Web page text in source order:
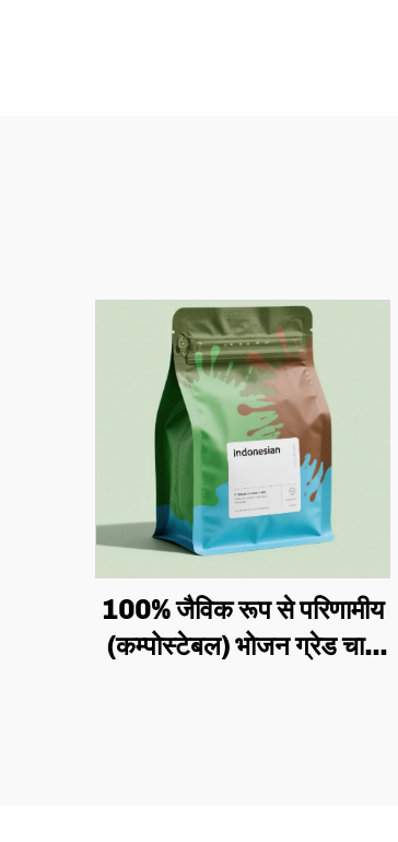
100% जैविक रूप से परिणामीय
(कम्पोस्टेबल) भोजन ग्रेड चाय